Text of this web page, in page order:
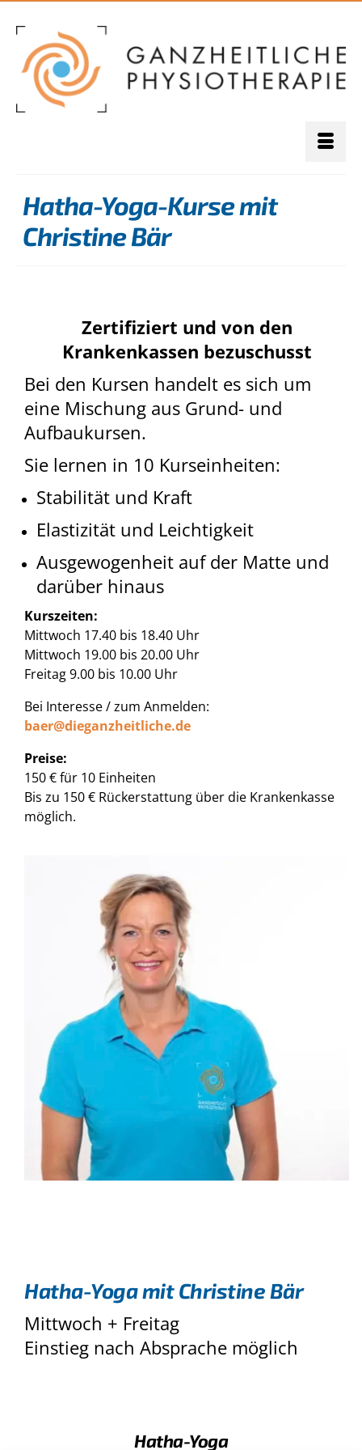
Hatha-Yoga-Kurse mit
Christine Bär
Zertifiziert und von den
Krankenkassen bezuschusst
Bei den Kursen handelt es sich um
eine Mischung aus Grund- und
Aufbaukursen.
Sie lernen in 10 Kurseinheiten:
Stabilität und Kraft
Elastizität und Leichtigkeit
Ausgewogenheit auf der Matte und
darüber hinaus
Kurszeiten:
Mittwoch 17.40 bis 18.40 Uhr
Mittwoch 19.00 bis 20.00 Uhr
Freitag 9.00 bis 10.00 Uhr
Bei Interesse / zum Anmelden:
baer@dieganzheitliche.de
Preise:
150 € für 10 Einheiten
Bis zu 150 € Rückerstattung über die Krankenkasse
möglich.
Hatha-Yoga mit Christine Bär
Mittwoch + Freitag
Einstieg nach Absprache möglich
Hatha-Yoga